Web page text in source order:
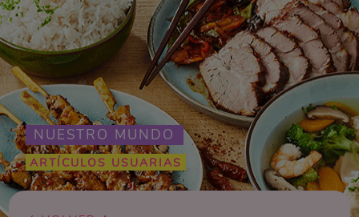
NUESTRO MUNDO
ARTÍCULOS USUARIAS